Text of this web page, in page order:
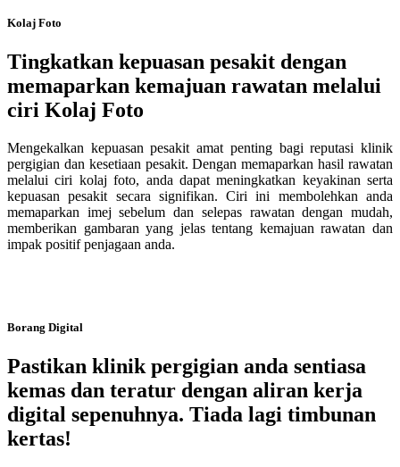
Kolaj Foto
Tingkatkan kepuasan pesakit dengan
memaparkan kemajuan rawatan melalui
ciri Kolaj Foto
Mengekalkan kepuasan pesakit amat penting bagi reputasi klinik
pergigian dan kesetiaan pesakit. Dengan memaparkan hasil rawatan
melalui ciri kolaj foto, anda dapat meningkatkan keyakinan serta
kepuasan pesakit secara signifikan. Ciri ini membolehkan anda
memaparkan imej sebelum dan selepas rawatan dengan mudah,
memberikan gambaran yang jelas tentang kemajuan rawatan dan
impak positif penjagaan anda.
Borang Digital
Pastikan klinik pergigian anda sentiasa
kemas dan teratur dengan aliran kerja
digital sepenuhnya. Tiada lagi timbunan
kertas!